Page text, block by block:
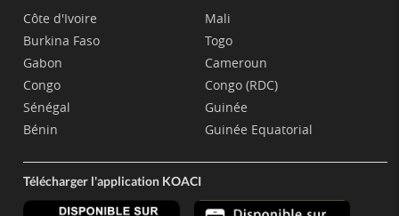
Côte d'Ivoire
Burkina Faso
Gabon
Congo
Sénégal
Bénin
Mali
Togo
Cameroun
Congo (RDC)
Guinée
Guinée Equatorial
Télécharger l'application KOACI